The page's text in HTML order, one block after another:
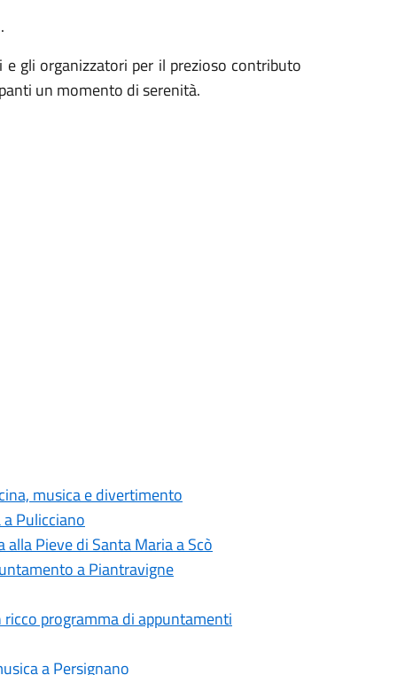
e gli organizzatori per il prezioso contributo
un momento di serenità.
musica e divertimento
Pulicciano
Pieve di Santa Maria a Scò
a Piantravigne
ricco programma di appuntamenti
a Persignano